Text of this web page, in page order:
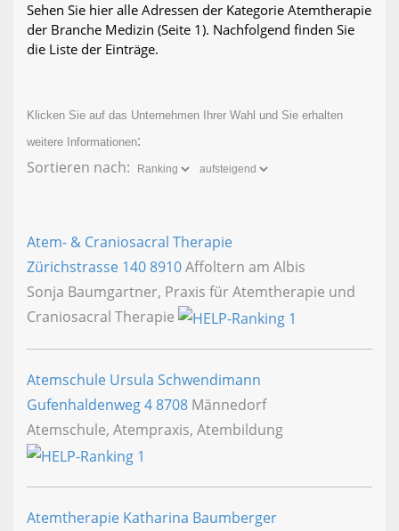
Sehen Sie hier alle Adressen der Kategorie Atemtherapie
der Branche Medizin (Seite 1). Nachfolgend finden Sie
die Liste der Einträge.
Klicken Sie auf das Unternehmen Ihrer Wahl und Sie erhalten
weitere Informationen:
Sortieren nach:
Atem- & Craniosacral Therapie
Zürichstrasse 1408910Affoltern am Albis
Sonja Baumgartner, Praxis für Atemtherapie und
Craniosacral Therapie
Atemschule Ursula Schwendimann
Gufenhaldenweg 48708 Männedorf
Atemschule, Atempraxis, Atembildung
Atemtherapie Katharina Baumberger